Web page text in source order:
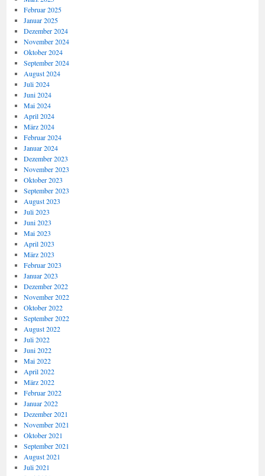
Februar 2025
Januar 2025
Dezember 2024
November 2024
Oktober 2024
September 2024
August 2024
Juli 2024
Juni 2024
Mai 2024
April 2024
März 2024
Februar 2024
Januar 2024
Dezember 2023
November 2023
Oktober 2023
September 2023
August 2023
Juli 2023
Juni 2023
Mai 2023
April 2023
März 2023
Februar 2023
Januar 2023
Dezember 2022
November 2022
Oktober 2022
September 2022
August 2022
Juli 2022
Juni 2022
Mai 2022
April 2022
März 2022
Februar 2022
Januar 2022
Dezember 2021
November 2021
Oktober 2021
September 2021
August 2021
Juli 2021